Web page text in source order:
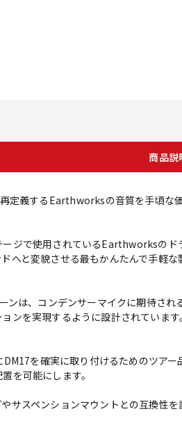
商品説
定義するEarthworksの音質を手頃な
ジで使用されているEarthworksの
へと変貌させる最もかんたんで手軽な
ンは、コンデンサーマイクに期待さ
ンを実現するように設計されています。
を確実に取り付けるためのツア
を可能にします。
サスペンションマウントとの互換性を